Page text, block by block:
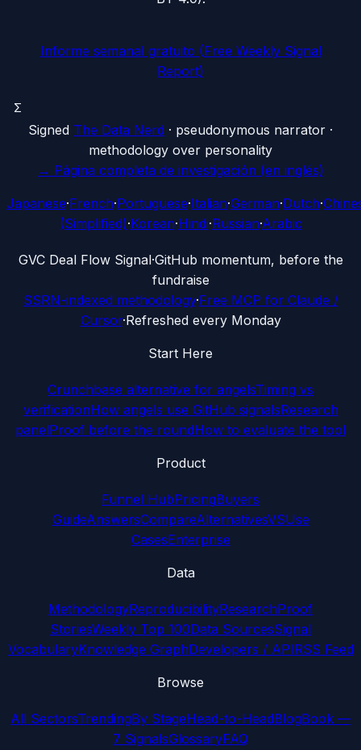
Informe semanal gratuito (Free Weekly Signal
Report)
Σ
Signed The Data Nerd · pseudonymous narrator ·
methodology over personality
→ Página completa de investigación (en inglés)
Japanese·French·Portuguese·Italian·German·Dutch·
(Simplified)·Korean·Hindi·Russian·Arabic
GVC Deal Flow Signal·GitHub momentum, before the
fundraise
SSRN-indexed methodology·Free MCP for Claude /
Cursor·Refreshed every Monday
Start Here
Crunchbase alternative for angelsTiming vs
verificationHow angels use GitHub signalsResearch
panelProof before the roundHow to evaluate the tool
Product
Funnel HubPricingBuyers
GuideAnswersCompareAlternativesVSUse
CasesEnterprise
Data
MethodologyReproducibilityResearchProof
StoriesWeekly Top 100Data SourcesSignal
VocabularyKnowledge GraphDevelopers / APIRSS Feed
Browse
All SectorsTrendingBy StageHead-to-HeadBlogBook —
7 SignalsGlossaryFAQ